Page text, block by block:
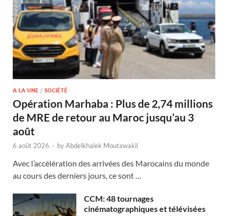
A LA UNE / SOCIÉTÉ
Opération Marhaba : Plus de 2,74 millions
de MRE de retour au Maroc jusqu’au 3
août
6 août 2026 - byAbdelkhalek Moutawakil
Avec l’accélération des arrivées des Marocains du monde
au cours des derniers jours, ce sont …
CCM: 48 tournages
cinématographiques et télévisées